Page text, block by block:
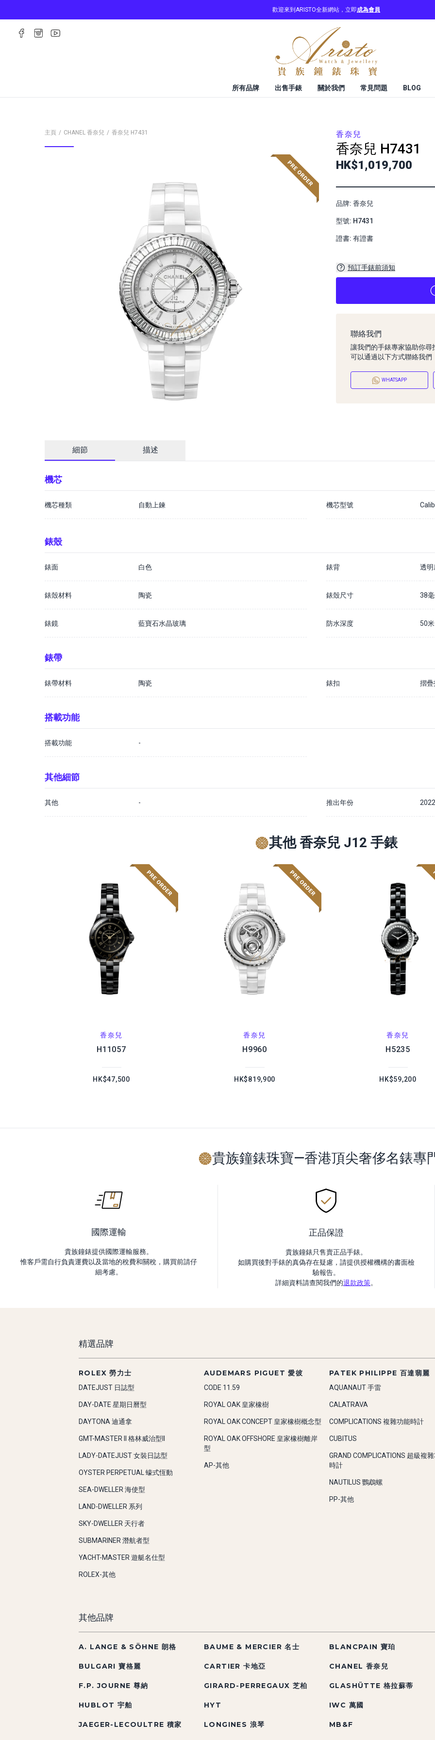
歡迎來到ARISTO全新網站，立即成為會員
所有品牌 出售手錶 關於我們 常見問題 BLOG
主頁 CHANEL 香奈兒 香奈兒 H7431 香奈兒
香奈兒 H7431
HK$1,019,700
品牌: 香奈兒
型號: H7431
證書: 有證書
預訂手錶前須知
通常情況下，我們預計訂購時間為 7 - 14 個工作日內
詳情請瀏覽我們的預購訂金政策
聯絡我們
讓我們的手錶專家協助你尋
可以通過以下方式聯絡我們
WHATSAPP
細節 描述
機芯
機芯種類 自動上鍊 機芯型號
錶殼
錶面 白色 錶背 透
錶殼材料 陶瓷 錶殼尺寸 38
錶鏡 藍寶石水晶玻璃 防水深度 50米
錶帶
錶帶材料 陶瓷 錶扣 摺疊
搭載功能
搭載功能 -
其他細節
其他 - 推出年份
其他 香奈兒 J12 手錶
香奈兒
H11057
HK$47,500
香奈兒
H9960
HK$819,900
香奈兒
H5235
HK$59,200
貴族鐘錶珠寶—香港頂尖奢侈名錶專
國際運輸
貴族鐘錶提供國際運輸服務。
惟客戶需自行負責運費以及當地的稅費和關稅，購買前請仔
細考慮。
正品保證
貴族鐘錶只售賣正品手錶。
如購買後對手錶的真偽存在疑慮，請提供授權機構的書面檢
驗報告。
詳細資料請查閱我們的退款政策。
精選品牌
ROLEX 勞力士
DATEJUST 日誌型
DAY-DATE 星期日曆型
DAYTONA 迪通拿
GMT-MASTER II 格林威治型II
LADY-DATEJUST 女裝日誌型
OYSTER PERPETUAL 蠔式恆動
SEA-DWELLER 海使型
LAND-DWELLER 系列
SKY-DWELLER 天行者
SUBMARINER 潛航者型
YACHT-MASTER 遊艇名仕型
ROLEX-其他
AUDEMARS PIGUET 愛彼
CODE 11.59
ROYAL OAK 皇家橡樹
ROYAL OAK CONCEPT 皇家橡樹概念型
ROYAL OAK OFFSHORE 皇家橡樹離岸
型
AP-其他
PATEK PHILIPPE 百達翡麗
AQUANAUT 手雷
CALATRAVA
COMPLICATIONS 複雜功能時計
CUBITUS
GRAND COMPLICATIONS 超級複
時計
NAUTILUS 鸚鵡螺
PP-其他
其他品牌
A. LANGE & SÖHNE 朗格 BAUME & MERCIER 名士 BLANCPAIN 寶珀
BULGARI 寶格麗 CARTIER 卡地亞 CHANEL 香奈兒
F.P. JOURNE 尊納 GIRARD-PERREGAUX 芝柏 GLASHÜTTE 格拉蘇蒂
HUBLOT 宇舶 HYT IWC 萬國
JAEGER-LECOULTRE 積家 LONGINES 浪琴 MB&F